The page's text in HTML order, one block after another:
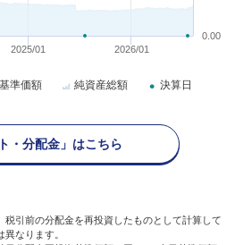
2025/01 2026/01
0.00
準価額 純資産総額 決算日
・分配金」はこちら
引前の分配金を再投資したものとして計算して
なります。